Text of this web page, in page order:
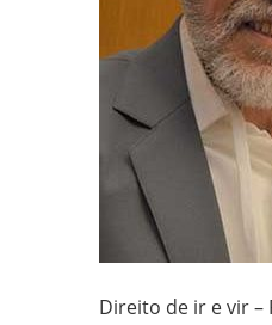
Direito de ir e vir –